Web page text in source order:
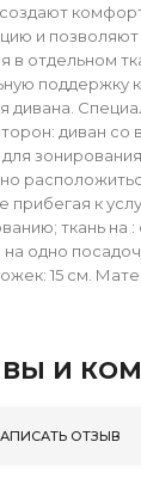
и
в отдельном
поддержку
дивана.
диван
прибегая к
ткань на
на одно
15 см.
И
ОТЗЫВ